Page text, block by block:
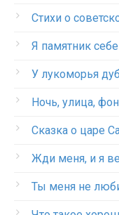
Стихи о
Я памятник
У лукоморья
Ночь, улица,
Сказка о царе
Жди меня, и я
Ты меня не